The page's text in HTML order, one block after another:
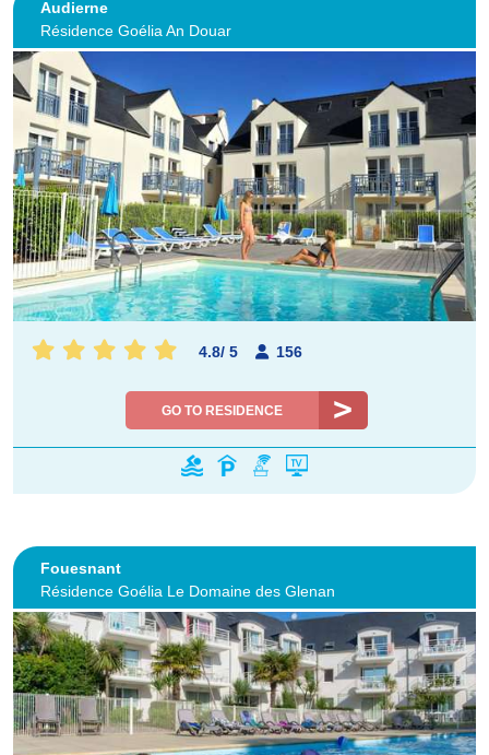
Audierne
Résidence Goélia An Douar
4.8/ 5 156
GO TO RESIDENCE
Fouesnant
Résidence Goélia Le Domaine des Glenan